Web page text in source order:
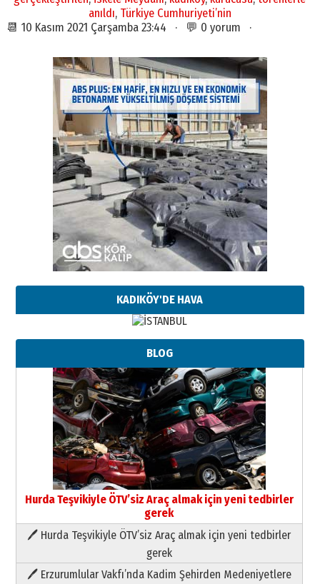
anıldı, Türkiye Cumhuriyeti’nin
📆 10 Kasım 2021 Çarşamba 23:44 · 💬 0 yorum ·
KADIKÖY'DE HAVA
BLOG
Hurda Teşvikiyle ÖTV’siz Araç almak için yeni tedbirler
gerek
🖊 Hurda Teşvikiyle ÖTV’siz Araç almak için yeni tedbirler
gerek
🖊 Erzurumlular Vakfı’nda Kadim Şehirden Medeniyetlere
Paranın Aile Kültüründeki Yeri
03 Ağustos 2026 Pazartesi